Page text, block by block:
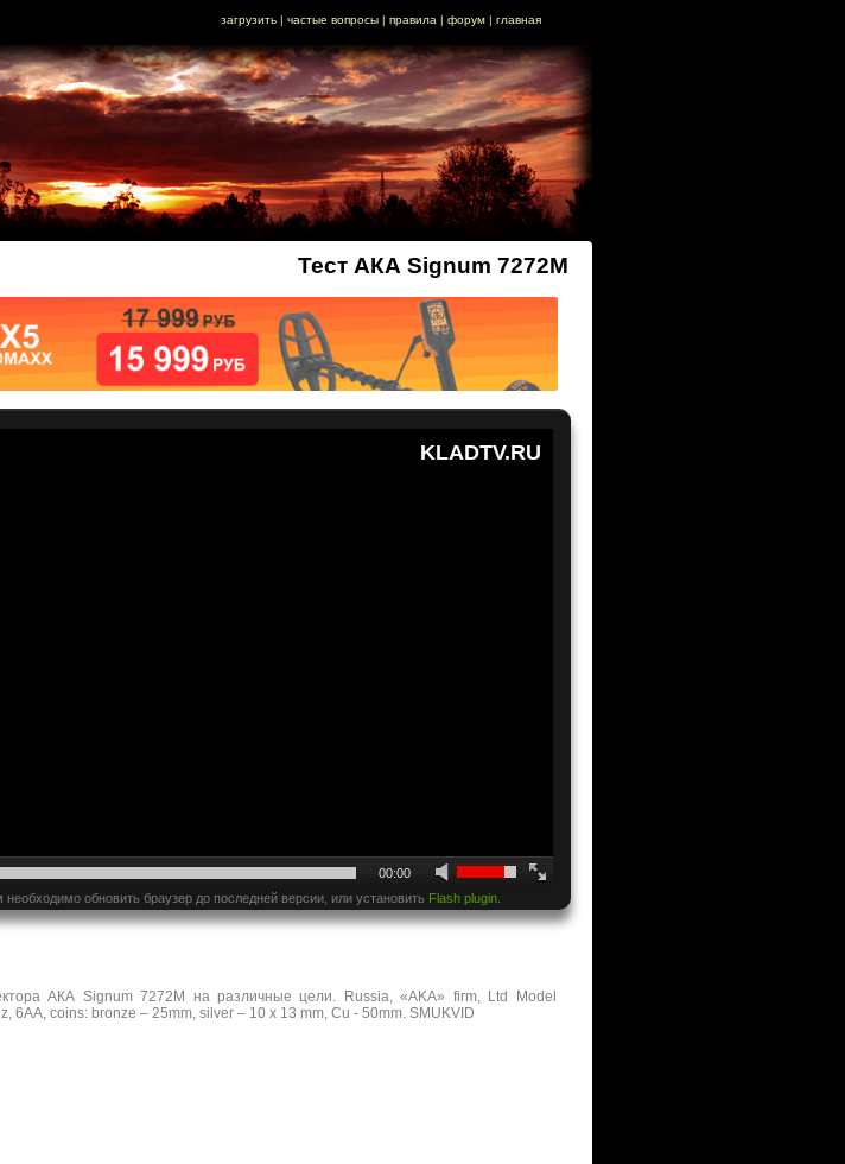
загрузить| частые вопросы| правила | форум| главная
Тест АКА Signum 7272M
KLADTV.RU
00:00
обновить браузер до последней версии, или установить Flash plugin
АКА Signum 7272M на различные цели. Russia, «AKA» firm, Ltd Model
6AA, coins: bronze – 25mm, silver – 10 x 13 mm, Cu - 50mm. SMUKVID